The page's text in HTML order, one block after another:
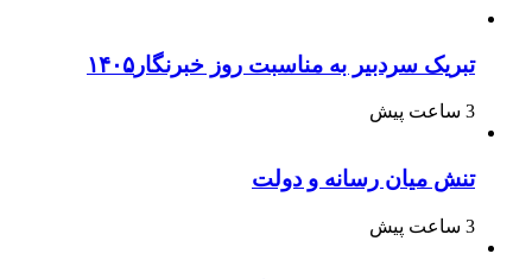
تبریک سردبیر به مناسبت روز خبرنگار۱۴۰۵
3 ساعت پیش
تنش میان رسانه و دولت
3 ساعت پیش